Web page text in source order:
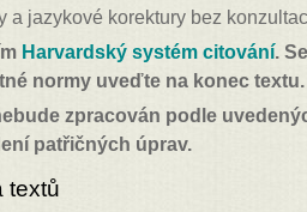
a jazykové korektury bez
Harvardský systém citování.
normy uveďte na konec textu.
zpracován podle
patřičných úprav.
textů